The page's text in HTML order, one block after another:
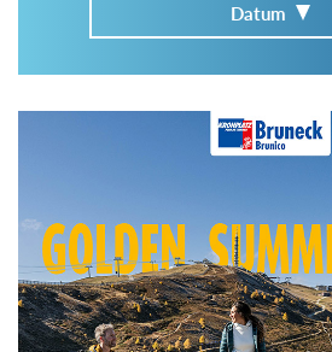
Datum
Im Tourenarchiv suchen
Region: